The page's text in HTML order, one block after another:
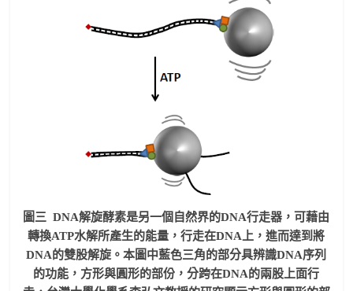
圖三 DNA解旋酵素是另一個自然界的DNA行走器，可藉由
轉換ATP水解所產生的能量，行走在DNA上，進而達到將
DNA的雙股解旋。本圖中藍色三角的部分具辨識DNA序列
的功能，方形與圓形的部份，分跨在DNA的兩股上面行